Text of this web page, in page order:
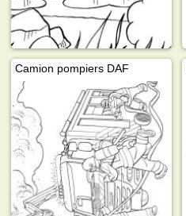
Camion pompiers DAF